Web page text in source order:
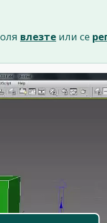
влезте или се